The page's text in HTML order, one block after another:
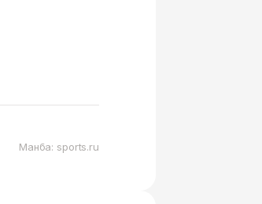
Манба: sports.ru